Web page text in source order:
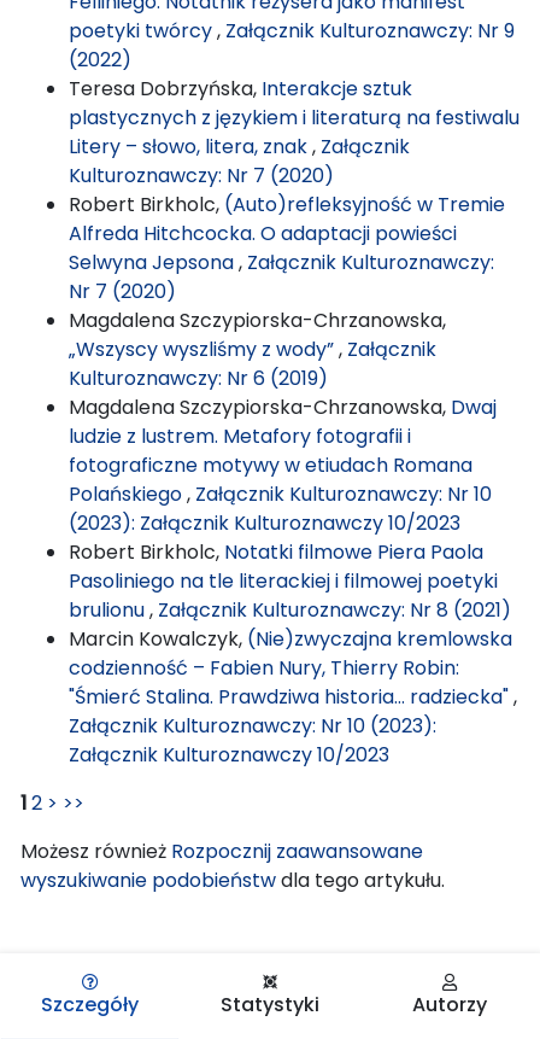
poetyki twórcy, Załącznik Kulturoznawczy: Nr 9
(2022)
Teresa Dobrzyńska, Interakcje sztuk
plastycznych z językiem i literaturą na festiwalu
Litery – słowo, litera, znak, Załącznik
Kulturoznawczy: Nr 7 (2020)
Robert Birkholc, (Auto)refleksyjność w Tremie
Alfreda Hitchcocka. O adaptacji powieści
Selwyna Jepsona, Załącznik Kulturoznawczy:
Nr 7 (2020)
Magdalena Szczypiorska-Chrzanowska,
„Wszyscy wyszliśmy z wody”, Załącznik
Kulturoznawczy: Nr 6 (2019)
Magdalena Szczypiorska-Chrzanowska, Dwaj
ludzie z lustrem. Metafory fotografii i
fotograficzne motywy w etiudach Romana
Polańskiego, Załącznik Kulturoznawczy: Nr 10
(2023): Załącznik Kulturoznawczy 10/2023
Robert Birkholc, Notatki filmowe Piera Paola
Pasoliniego na tle literackiej i filmowej poetyki
brulionu, Załącznik Kulturoznawczy: Nr 8 (2021)
Marcin Kowalczyk, (Nie)zwyczajna kremlowska
codzienność – Fabien Nury, Thierry Robin:
"Śmierć Stalina. Prawdziwa historia… radziecka",
Załącznik Kulturoznawczy: Nr 10 (2023):
Załącznik Kulturoznawczy 10/2023
12 > >>
Możesz również Rozpocznij zaawansowane
wyszukiwanie podobieństwdla tego artykułu.
Szczegóły Statystyki Autorzy